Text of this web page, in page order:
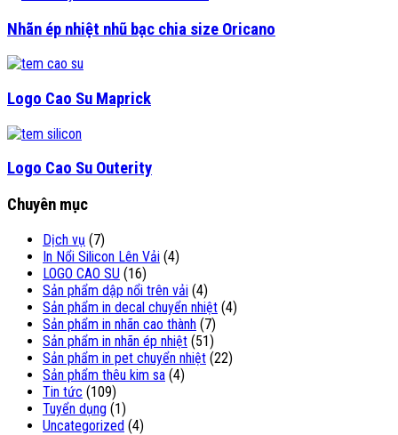
Nhãn ép nhiệt nhũ bạc chia size Oricano
Logo Cao Su Maprick
Logo Cao Su Outerity
Chuyên mục
Dịch vụ (7)
In Nổi Silicon Lên Vải (4)
LOGO CAO SU (16)
Sản phẩm dập nổi trên vải (4)
Sản phẩm in decal chuyển nhiệt (4)
Sản phẩm in nhãn cao thành (7)
Sản phẩm in nhãn ép nhiệt (51)
Sản phẩm in pet chuyển nhiệt (22)
Sản phẩm thêu kim sa (4)
Tin tức (109)
Tuyển dụng (1)
Uncategorized (4)